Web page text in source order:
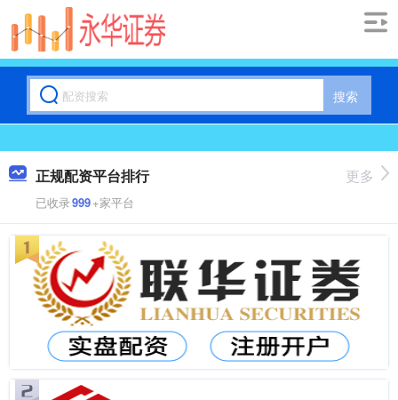
搜索
正规配资平台排行
已收录999+家平台
更多